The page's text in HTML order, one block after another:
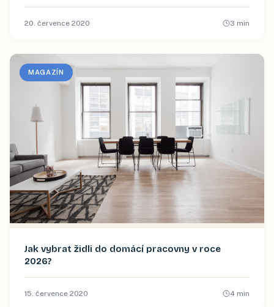
20. července 2020 3 min
MAGAZÍN
Jak vybrat židli do domácí pracovny v roce
2026?
15. července 2020 4 min